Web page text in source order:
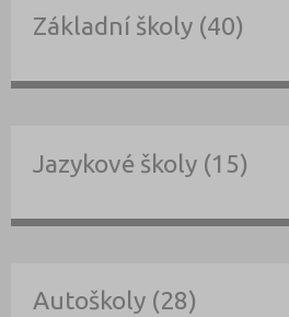
Základní školy (40)
Jazykové školy (15)
Autoškoly (28)